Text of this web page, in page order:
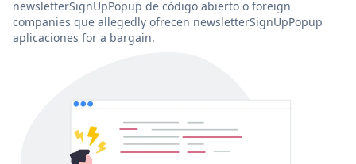
newsletterSignUpPopup de código abierto o foreign
companies que allegedly ofrecen newsletterSignUpPopup
aplicaciones for a bargain.